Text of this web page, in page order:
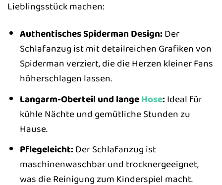
Lieblingsstück machen:
Authentisches Spiderman Design: Der
Schlafanzug ist mit detailreichen Grafiken von
Spiderman verziert, die die Herzen kleiner Fans
höherschlagen lassen.
Langarm-Oberteil und langeHose: Ideal für
kühle Nächte und gemütliche Stunden zu
Hause.
Pflegeleicht: Der Schlafanzug ist
maschinenwaschbar und trocknergeeignet,
was die Reinigung zum Kinderspiel macht.